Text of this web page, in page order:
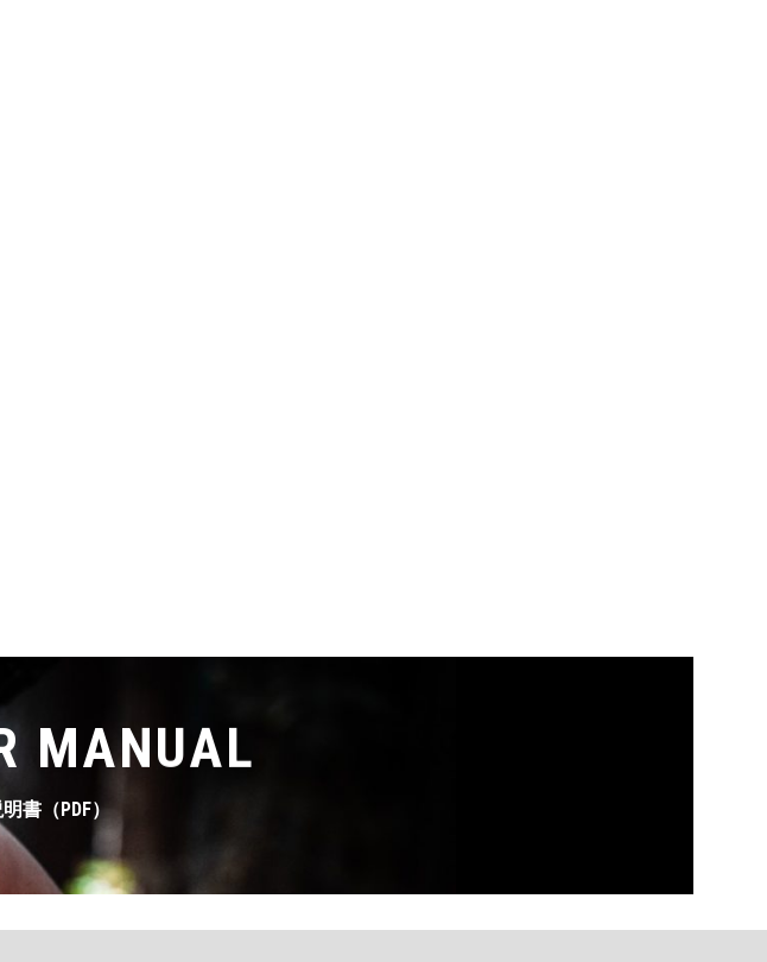
MANUAL
書（PDF）